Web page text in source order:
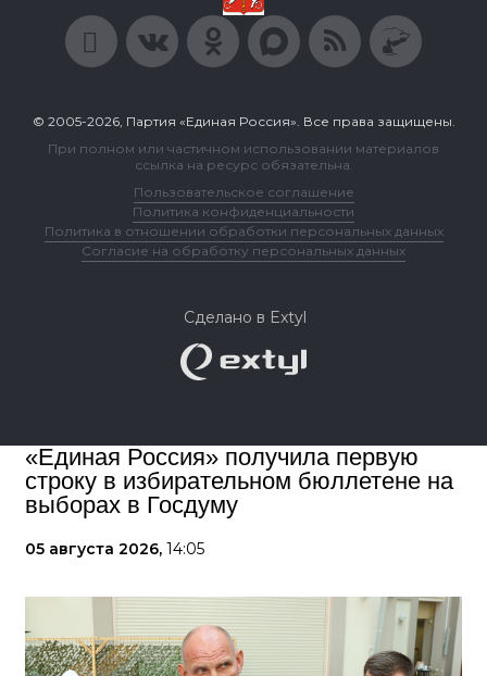
© 2005-2026, Партия «Единая Россия». Все права защищены.
При полном или частичном использовании материалов
ссылка на ресурс обязательна.
Пользовательское соглашение
Политика конфиденциальности
Политика в отношении обработки персональных данных
Согласие на обработку персональных данных
Сделано в Extyl
«Единая Россия» получила первую
строку в избирательном бюллетене на
выборах в Госдуму
05 августа 2026, 14:05